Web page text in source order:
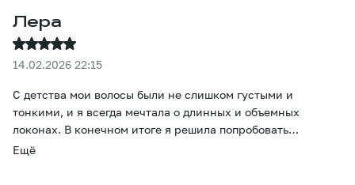
Лера
14.02.2026 22:15
С детства мои волосы были не слишком густыми и
тонкими, и я всегда мечтала о длинных и объемных
локонах. В конечном итоге я решила попробовать
наращивание. Больше всего меня беспокоил вопрос цвета,
Ещё